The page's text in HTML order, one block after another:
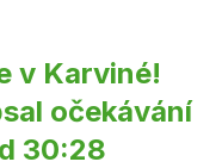
v Karviné!
očekávání
30:28